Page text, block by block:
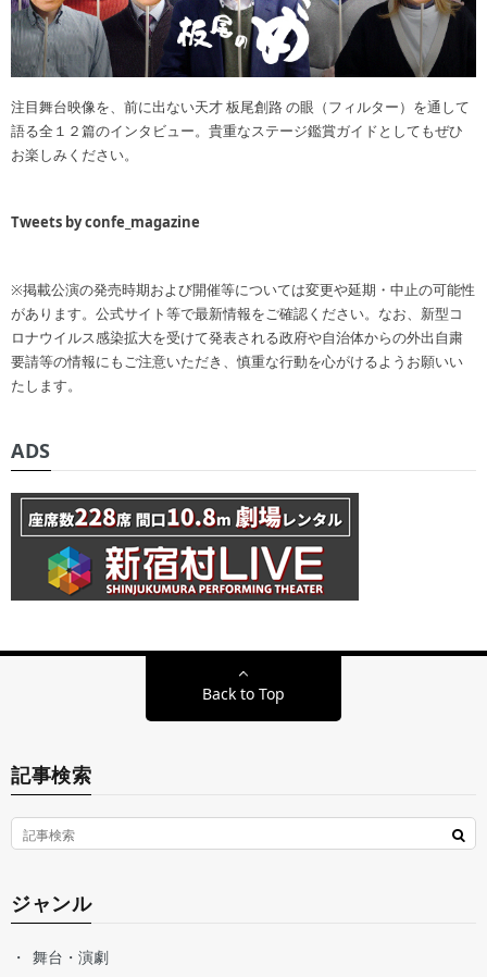
注目舞台映像を、前に出ない天才 板尾創路 の眼（フィルター）を通して
語る全１２篇のインタビュー。貴重なステージ鑑賞ガイドとしてもぜひ
お楽しみください。
Tweets by confe_magazine
※掲載公演の発売時期および開催等については変更や延期・中止の可能性
があります。公式サイト等で最新情報をご確認ください。なお、新型コ
ロナウイルス感染拡大を受けて発表される政府や自治体からの外出自粛
要請等の情報にもご注意いただき、慎重な行動を心がけるようお願いい
たします。
ADS
Back to Top
記事検索
ジャンル
舞台・演劇